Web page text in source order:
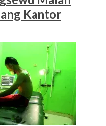
Kantor